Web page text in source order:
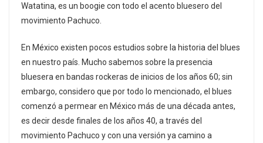
Watatina, es un boogie con todo el acento bluesero del
movimiento Pachuco.
En México existen pocos estudios sobre la historia del blues
en nuestro país. Mucho sabemos sobre la presencia
bluesera en bandas rockeras de inicios de los años 60; sin
embargo, considero que por todo lo mencionado, el blues
comenzó a permear en México más de una década antes,
es decir desde finales de los años 40, a través del
movimiento Pachuco y con una versión ya camino a